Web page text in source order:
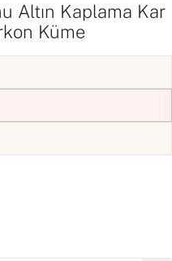
Altın Kaplama Kar
Küme